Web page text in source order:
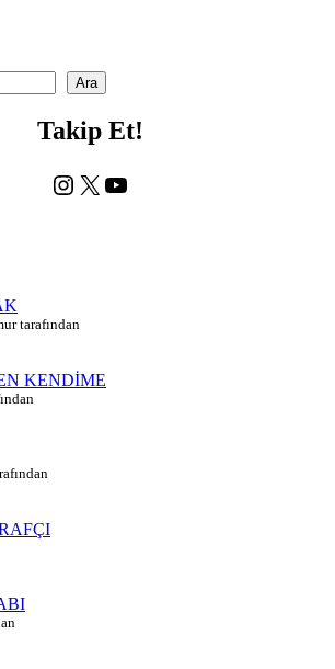
Ara
Takip Et!
Instagram
X YouTube
tarafından
KENDİME